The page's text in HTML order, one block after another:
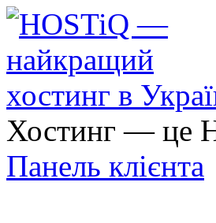
Хостинг — це
Панель клієнта